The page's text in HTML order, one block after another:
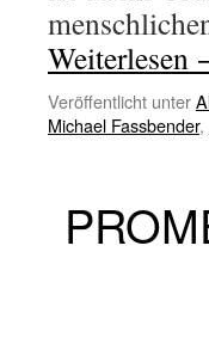
Weiterlesen
Veröffentlicht unter
Michael Fassbender,